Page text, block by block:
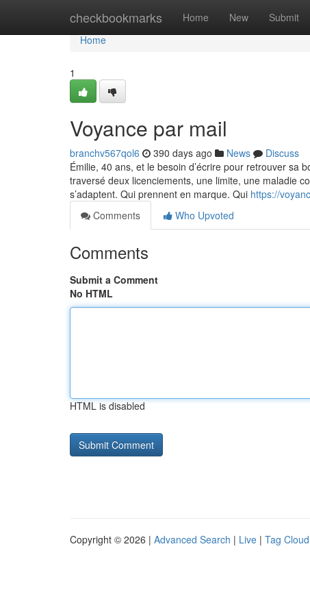
checkbookmarks Home New Submit
Home
Home
1
Voyance par mail
branchv567qol6 390 days ago News
Discuss
Émilie, 40 ans, et le besoin d’écrire pour retrouver sa
traversé deux licenciements, une limite, une maladie
s’adaptent. Qui prennent en marque. Qui https://
Comments
Who Upvoted
Comments
Submit a Comment
No HTML
HTML is disabled
Copyright © 2026 | Advanced Search | Live | Tag Cloud